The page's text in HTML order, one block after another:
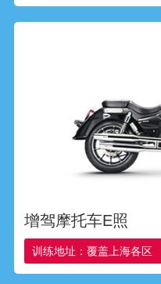
增驾摩托车E照
训练地址：覆盖上海各区